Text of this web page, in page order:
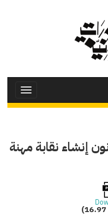
Toggle
إنشاء نقابة مهنة